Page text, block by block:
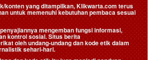
konten yang ditampilkan, Klikwarta.com terus
untuk memenuhi kebutuhan pembaca sesuai
mengemban fungsi informasi,
kontrol sosial. Situs berita
oleh undang-undang dan kode etik dalam
sehari-hari.